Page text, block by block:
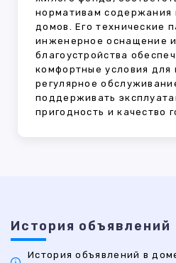
нормативам содержания
домов. Его технические
инженерное оснащение
благоустройства
комфортные условия для
регулярное
поддерживать
пригодность и качество
История объявлений
История объявлений в